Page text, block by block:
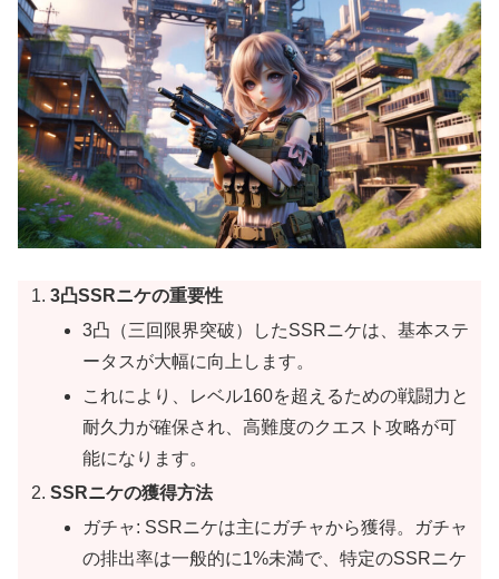
3凸SSRニケの重要性
3凸（三回限界突破）したSSRニケは、基本ステ
ータスが大幅に向上します。
これにより、レベル160を超えるための戦闘力と
耐久力が確保され、高難度のクエスト攻略が可
能になります。
SSRニケの獲得方法
ガチャ: SSRニケは主にガチャから獲得。ガチャ
の排出率は一般的に1%未満で、特定のSSRニケ